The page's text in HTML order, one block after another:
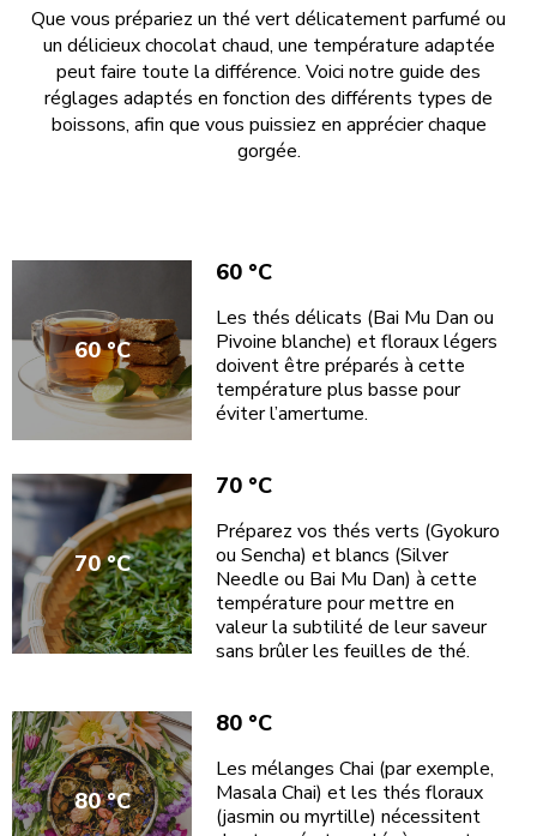
Que vous prépariez un thé vert délicatement parfumé ou
un délicieux chocolat chaud, une température adaptée
peut faire toute la différence. Voici notre guide des
réglages adaptés en fonction des différents types de
boissons, afin que vous puissiez en apprécier chaque
gorgée.
60 °C
Les thés délicats (Bai Mu Dan ou
Pivoine blanche) et floraux légers
doivent être préparés à cette
température plus basse pour
éviter l’amertume.
60 °C
70 °C
Préparez vos thés verts (Gyokuro
ou Sencha) et blancs (Silver
Needle ou Bai Mu Dan) à cette
température pour mettre en
valeur la subtilité de leur saveur
sans brûler les feuilles de thé.
70 °C
80 °C
Les mélanges Chai (par exemple,
Masala Chai) et les thés floraux
(jasmin ou myrtille) nécessitent
80 °C